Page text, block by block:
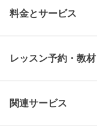
料金とサービス
レッスン予約・教材
関連サービス